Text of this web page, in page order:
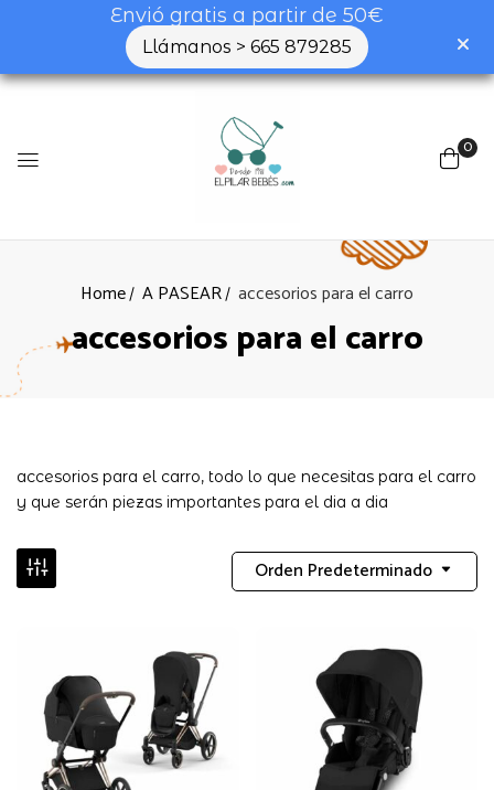
Envió gratis a partir de 50€
Llámanos > 665 879285
0
Home A PASEAR accesorios para el carro
accesorios para el carro
accesorios para el carro, todo lo que necesitas para el carro
y que serán piezas importantes para el dia a dia
Orden Predeterminado